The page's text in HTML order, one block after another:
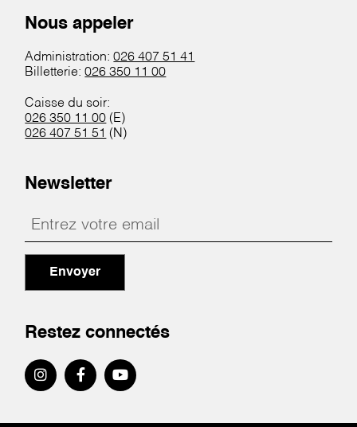
Nous appeler
Administration:026 407 51 41
Billetterie:026 350 11 00
Caisse du soir:
026 350 11 00 (E)
026 407 51 51 (N)
Newsletter
Envoyer
Restez connectés